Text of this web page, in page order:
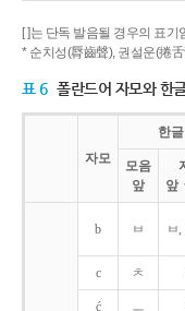
[ ]는 단독 발음될 경우의 표
* 순치성(脣齒聲), 권설운(捲
표 6 폴란드어 자모와 한
자모
한글
모음
앞
앞
b ㅂ ㅂ
c ㅊ
ć ㅡ